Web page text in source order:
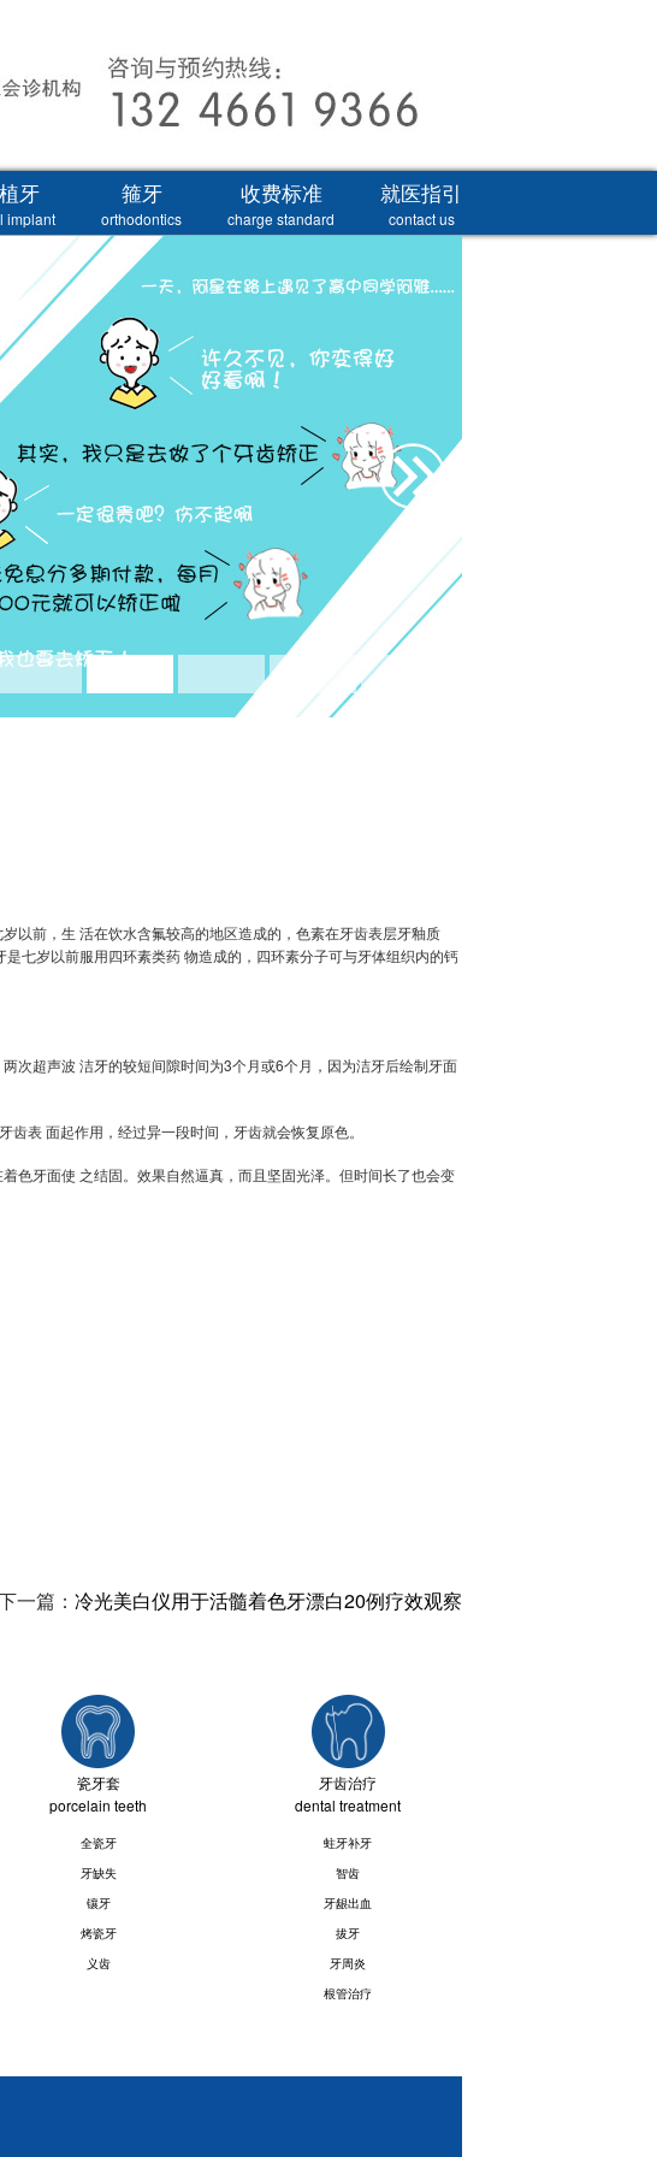
牙
implant
箍牙
orthodontics
收费标准
charge standard
就医指引
contact us
以前，生 活在饮水含氟较高的地区造成的，色素在牙齿表层牙釉质
七岁以前服用四环素类药 物造成的，四环素分子可与牙体组织内的钙
次超声波 洁牙的较短间隙时间为3个月或6个月，因为洁牙后绘制牙面
表 面起作用，经过异一段时间，牙齿就会恢复原色。
色牙面使 之结固。效果自然逼真，而且坚固光泽。但时间长了也会变
一篇： 冷光美白仪用于活髓着色牙漂白20例疗效观察
瓷牙套
porcelain teeth
全瓷牙
牙缺失
镶牙
烤瓷牙
义齿
牙齿治疗
dental treatment
蛀牙补牙
智齿
牙龈出血
拔牙
牙周炎
根管治疗